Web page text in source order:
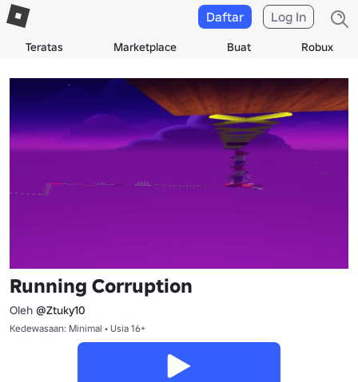
Teratas Marketplace Buat Robux
Daftar Log In
Running Corruption
Oleh @Ztuky10
Kedewasaan: Minimal • Usia 16+